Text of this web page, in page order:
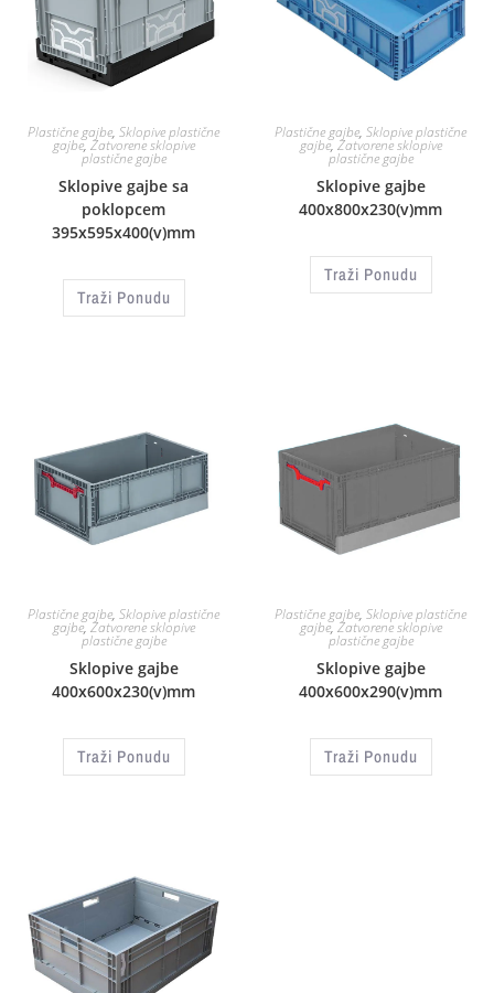
Plastične gajbe, Sklopive plastične
gajbe,Zatvorene sklopive
plastične gajbe
Sklopive gajbe sa
poklopcem
395x595x400(v)mm
Traži Ponudu
Plastične gajbe, Sklopive plastične
gajbe,Zatvorene sklopive
plastične gajbe
Sklopive gajbe
400x800x230(v)mm
Traži Ponudu
Plastične gajbe, Sklopive plastične
gajbe,Zatvorene sklopive
plastične gajbe
Sklopive gajbe
400x600x230(v)mm
Traži Ponudu
Plastične gajbe, Sklopive plastične
gajbe,Zatvorene sklopive
plastične gajbe
Sklopive gajbe
400x600x290(v)mm
Traži Ponudu